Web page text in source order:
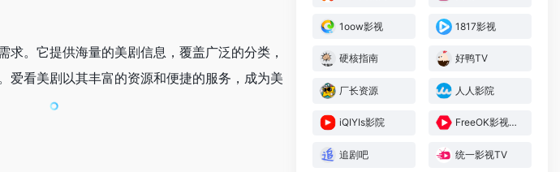
。它提供海量的美剧信息，覆盖广泛的分类，
爱看美剧以其丰富的资源和便捷的服务，成为美
1oow影视 1817影视
硬核指南 好鸭TV
厂长资源 人人影院
iQIYIs影院 FreeOK影视大全
追剧吧 统一影视TV